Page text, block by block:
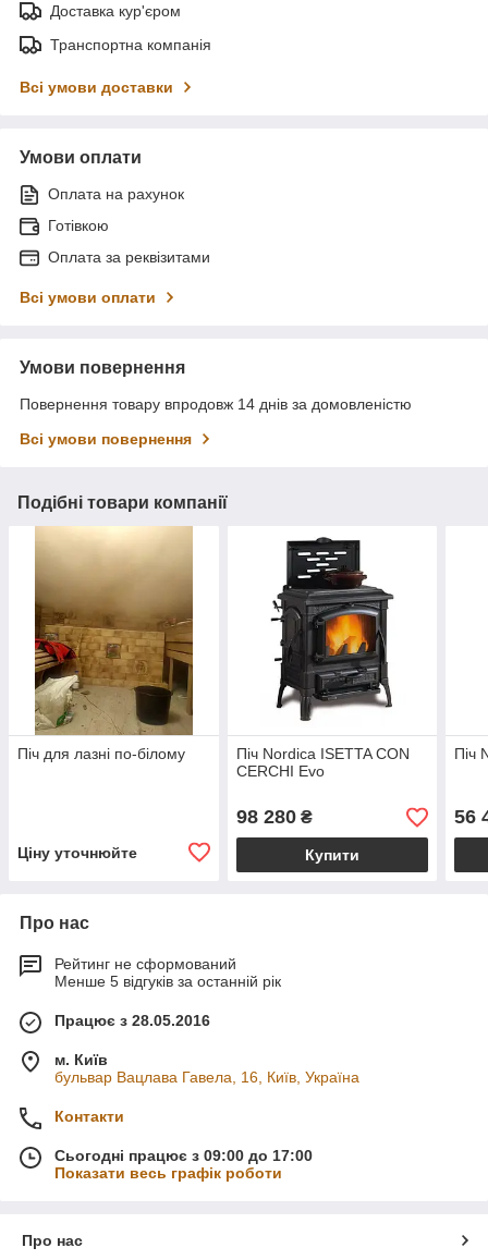
Доставка кур'єром
Транспортна компанія
Всі умови доставки
Умови оплати
Оплата на рахунок
Готівкою
Оплата за реквізитами
Всі умови оплати
Умови повернення
Повернення товару впродовж 14 днів за домовленістю
Всі умови повернення
Подібні товари компанії
Піч для лазні по-білому
Ціну уточнюйте
Піч Nordica ISETTA CON
CERCHI Evo
98 280₴
Купити
Піч
56
Про нас
Рейтинг не сформований
Менше 5 відгуків за останній рік
Працює з 28.05.2016
м. Київ
бульвар Вацлава Гавела, 16, Київ, Україна
Контакти
Сьогодні працює з 09:00 до 17:00
Показати весь графік роботи
Про нас